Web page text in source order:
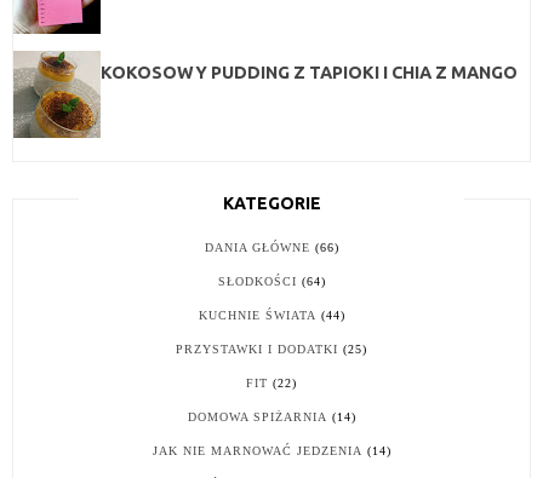
KOKOSOWY PUDDING Z TAPIOKI I CHIA Z MANGO
KATEGORIE
DANIA GŁÓWNE (66)
SŁODKOŚCI (64)
KUCHNIE ŚWIATA (44)
PRZYSTAWKI I DODATKI (25)
FIT (22)
DOMOWA SPIŻARNIA (14)
JAK NIE MARNOWAĆ JEDZENIA (14)